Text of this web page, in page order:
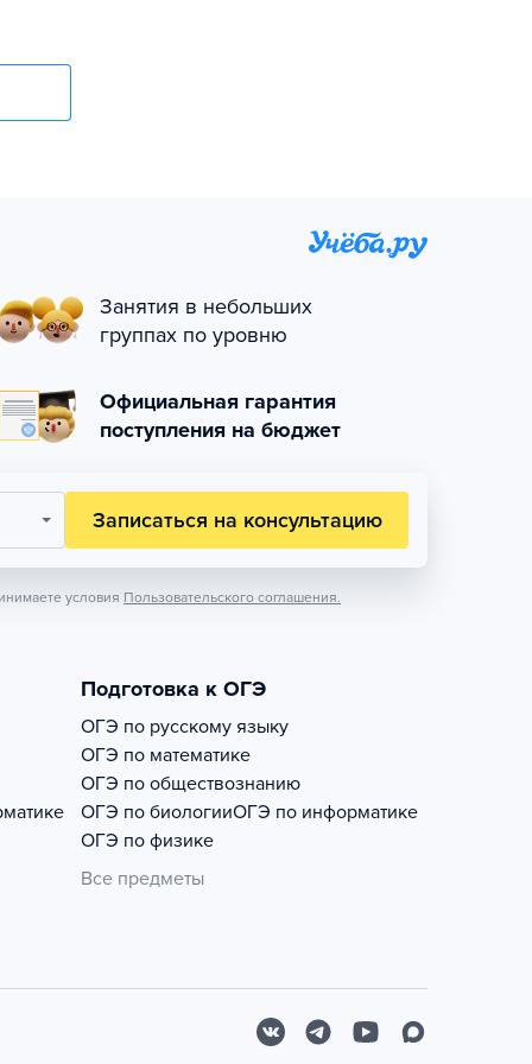
Занятия в небольших
группах по уровню
Официальная гарантия
поступления на бюджет
Записаться на консультацию
условия Пользовательского соглашения.
Подготовка к ОГЭ
ОГЭ по русскому языку
ОГЭ по математике
ОГЭ по обществознанию
ОГЭ по биологииОГЭ по информатике
ОГЭ по физике
Все предметы